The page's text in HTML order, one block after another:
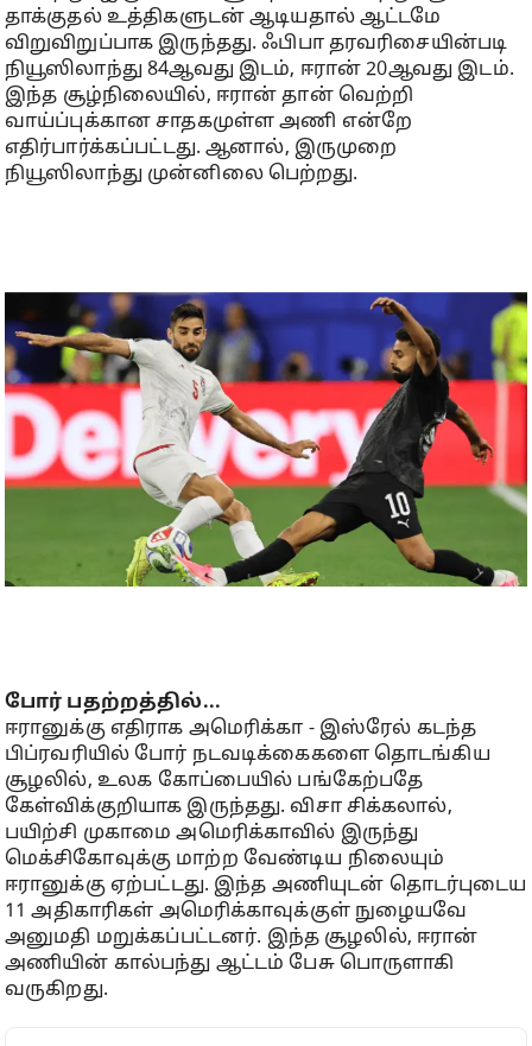
தாக்குதல் உத்திகளுடன் ஆடியதால் ஆட்டமே
விறுவிறுப்பாக இருந்தது. ஃபிபா தரவரிசையின்படி
நியூஸிலாந்து 84ஆவது இடம், ஈரான் 20ஆவது இடம்.
இந்த சூழ்நிலையில், ஈரான் தான் வெற்றி
வாய்ப்புக்கான சாதகமுள்ள அணி என்றே
எதிர்பார்க்கப்பட்டது. ஆனால், இருமுறை
நியூஸிலாந்து முன்னிலை பெற்றது.
போர் பதற்றத்தில்...
ஈரானுக்கு எதிராக அமெரிக்கா - இஸ்ரேல் கடந்த
பிப்ரவரியில் போர் நடவடிக்கைகளை தொடங்கிய
சூழலில், உலக கோப்பையில் பங்கேற்பதே
கேள்விக்குறியாக இருந்தது. விசா சிக்கலால்,
பயிற்சி முகாமை அமெரிக்காவில் இருந்து
மெக்சிகோவுக்கு மாற்ற வேண்டிய நிலையும்
ஈரானுக்கு ஏற்பட்டது. இந்த அணியுடன் தொடர்புடைய
11 அதிகாரிகள் அமெரிக்காவுக்குள் நுழையவே
அனுமதி மறுக்கப்பட்டனர். இந்த சூழலில், ஈரான்
அணியின் கால்பந்து ஆட்டம் பேசு பொருளாகி
வருகிறது.